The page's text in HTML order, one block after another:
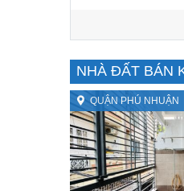
NHÀ ĐẤT BÁN
QUẬN PHÚ NHUẬN